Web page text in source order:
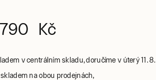
Kč
v centrálním skladu, doručíme v úterý 11. 8.
skladem na obou prodejnách,